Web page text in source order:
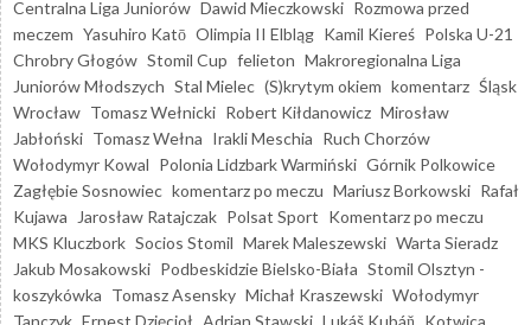
Centralna Liga Juniorów Dawid Mieczkowski Rozmowa przed
meczem Yasuhiro Katō Olimpia II Elbląg Kamil Kiereś Polska U-21
Chrobry Głogów Stomil Cup felieton Makroregionalna Liga
Juniorów Młodszych Stal Mielec (S)krytym okiem komentarz Śląsk
Wrocław Tomasz Wełnicki Robert Kiłdanowicz Mirosław
Jabłoński Tomasz Wełna Irakli Meschia Ruch Chorzów
Wołodymyr Kowal Polonia Lidzbark Warmiński Górnik Polkowice
Zagłębie Sosnowiec komentarz po meczu Mariusz Borkowski Rafał
Kujawa
Jarosław Ratajczak Polsat Sport Komentarz po meczu
MKS Kluczbork Socios Stomil Marek Maleszewski Warta Sieradz
Jakub Mosakowski Podbeskidzie Bielsko-Biała Stomil Olsztyn -
koszykówka Tomasz Asensky Michał Kraszewski Wołodymyr
Tanczyk Ernest Dzięcioł Adrian Stawski Lukáš Kubáň Kotwica